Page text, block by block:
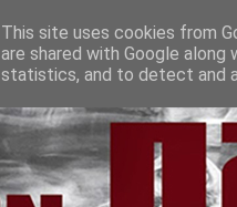
This site uses cookies from
are shared with Google
statistics, and to detect and